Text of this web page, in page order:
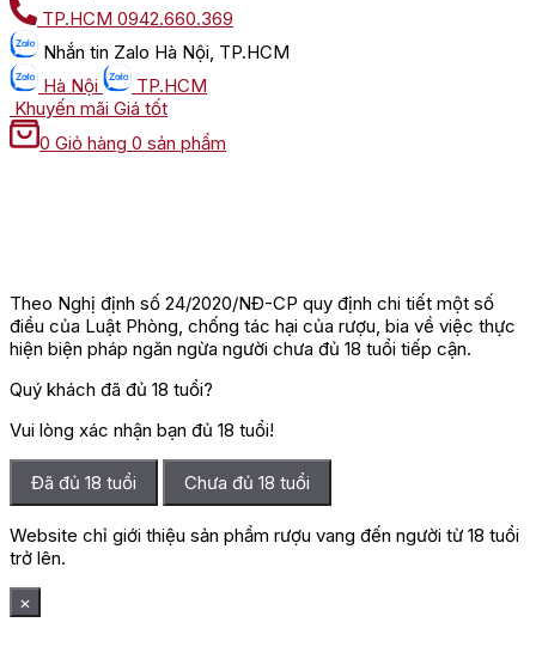
TP.HCM 0942.660.369
Nhắn tin Zalo Hà Nội, TP.HCM
Hà Nội
TP.HCM
Khuyến mãi Giá tốt
0 Giỏ hàng 0 sản phẩm
Theo Nghị định số 24/2020/NĐ-CP quy định chi tiết một số
điều của Luật Phòng, chống tác hại của rượu, bia về việc thực
hiện biện pháp ngăn ngừa người chưa đủ 18 tuổi tiếp cận.
Quý khách đã đủ 18 tuổi?
Vui lòng xác nhận bạn đủ 18 tuổi!
Đã đủ 18 tuổi Chưa đủ 18 tuổi
Website chỉ giới thiệu sản phẩm rượu vang đến người từ 18 tuổi
trở lên.
×